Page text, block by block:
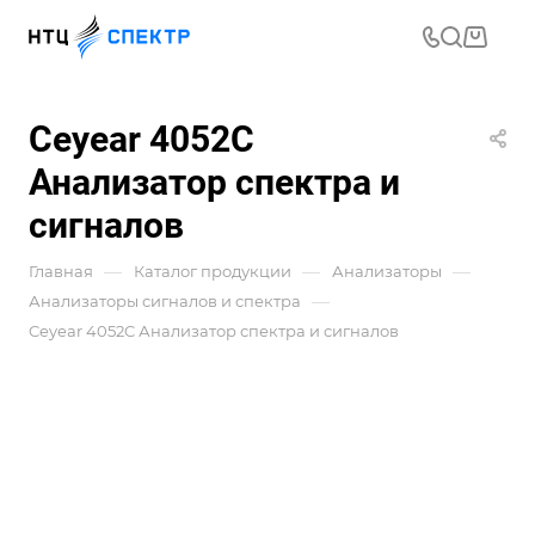
Ceyear 4052C
Анализатор спектра и
сигналов
Главная — Каталог продукции — Анализаторы —
Анализаторы сигналов и спектра —
Ceyear 4052C Анализатор спектра и сигналов